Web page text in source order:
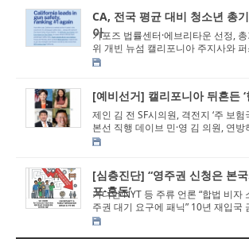
CA, 전국 평균 대비 청소년 총
아
기포즈 법률센터·에브리타운 선정,
위 개빈 뉴섬 캘리포니아 주지사와
시벨 뉴섬 여사는 ‘...
[예비선거] 캘리포니아 뒤흔든 ‘
제인 김 전 SF시의원, 격전지 ‘주 보험
본선 직행 데이브 민·영 김 의원, 연
정… 미...
[심층진단] “영주권 신청은 본
포·혼돈’
가디언·NYT 등 주류 언론 “합법 비자
주권 대기 요구에 패닉” 10년 재입국
고조&...